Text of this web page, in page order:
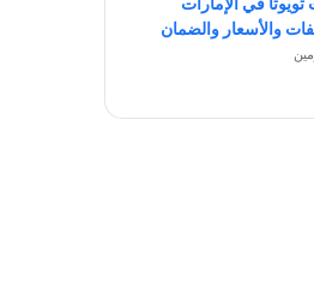
والأسعار والضمان